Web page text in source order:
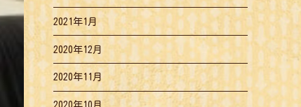
2021年1月
2020年12月
2020年11月